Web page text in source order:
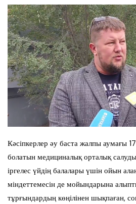
Кәсіпкерлер әу баста жалпы аумағы
болатын медициналық орталық
іргелес үйдің балалары үшін ойын
міндеттемесін де мойындарына
тұрғындардың көңілінен шықпаған,